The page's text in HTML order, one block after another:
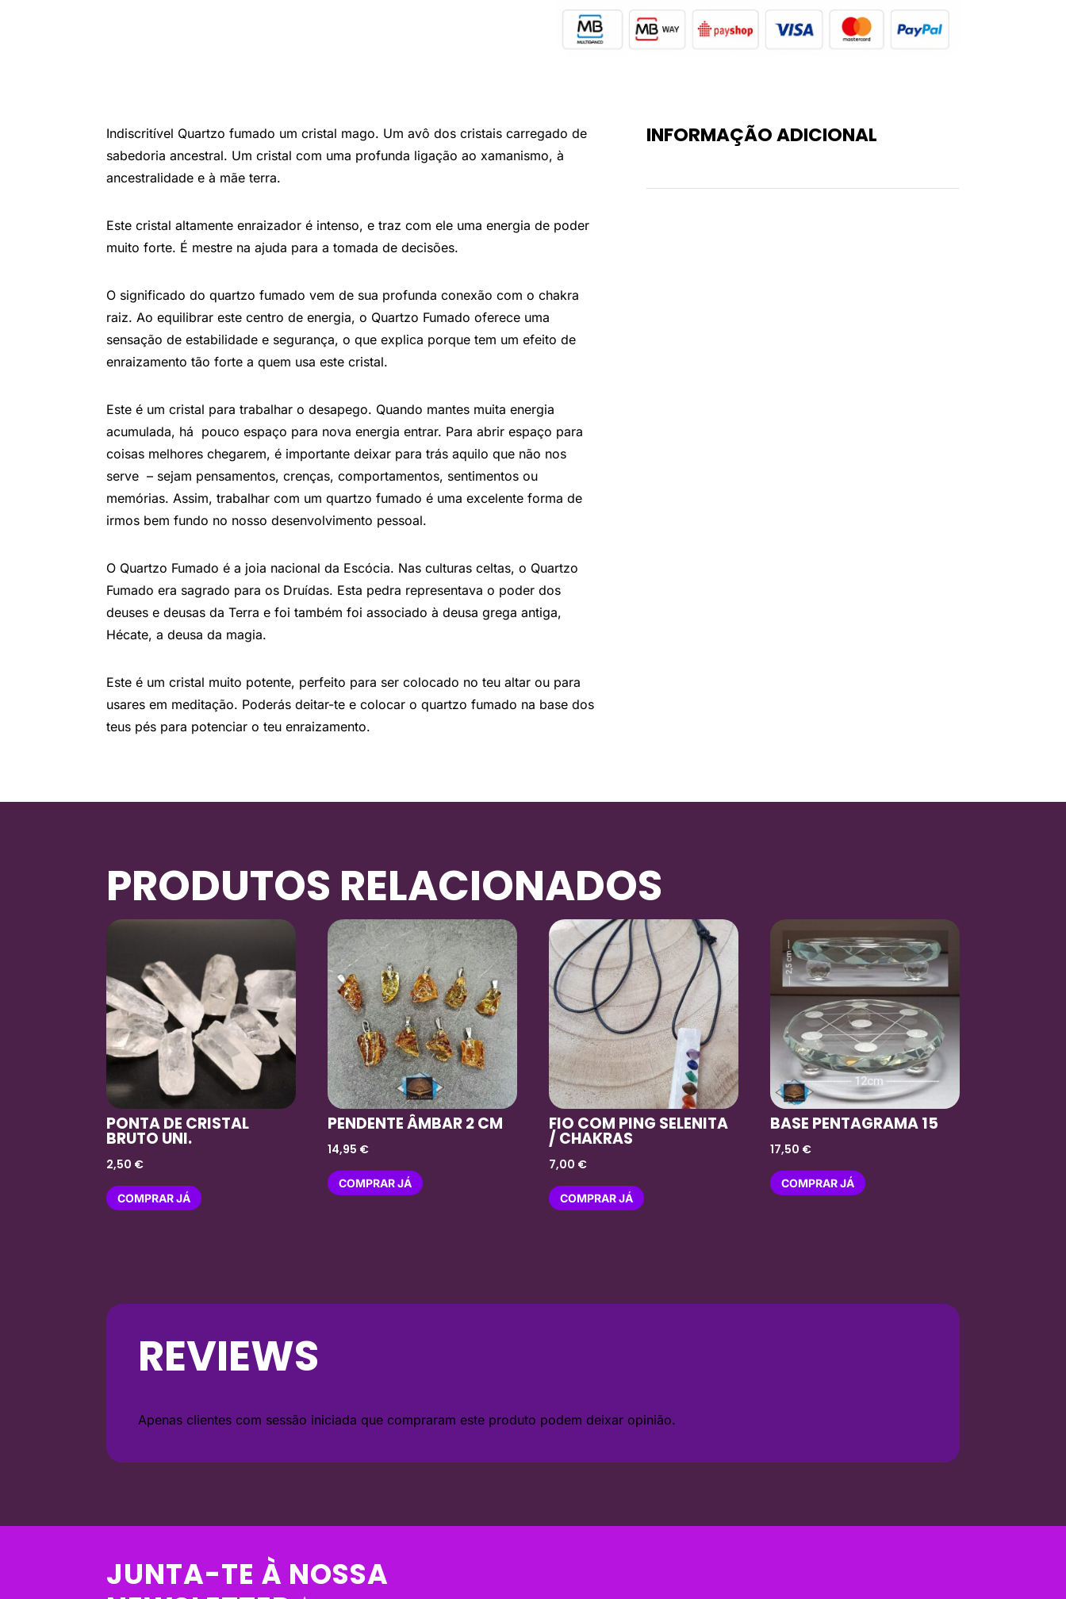
Indiscritível Quartzo fumado um cristal mago. Um avô dos cristais carregado de
sabedoria ancestral. Um cristal com uma profunda ligação ao xamanismo, à
ancestralidade e à mãe terra.
Este cristal altamente enraizador é intenso, e traz com ele uma energia de poder
muito forte. É mestre na ajuda para a tomada de decisões.
O significado do quartzo fumado vem de sua profunda conexão com o chakra
raiz. Ao equilibrar este centro de energia, o Quartzo Fumado oferece uma
sensação de estabilidade e segurança, o que explica porque tem um efeito de
enraizamento tão forte a quem usa este cristal.
Este é um cristal para trabalhar o desapego. Quando mantes muita energia
acumulada, há pouco espaço para nova energia entrar. Para abrir espaço para
coisas melhores chegarem, é importante deixar para trás aquilo que não nos
serve – sejam pensamentos, crenças, comportamentos, sentimentos ou
memórias. Assim, trabalhar com um quartzo fumado é uma excelente forma de
irmos bem fundo no nosso desenvolvimento pessoal.
O Quartzo Fumado é a joia nacional da Escócia. Nas culturas celtas, o Quartzo
Fumado era sagrado para os Druídas. Esta pedra representava o poder dos
deuses e deusas da Terra e foi também foi associado à deusa grega antiga,
Hécate, a deusa da magia.
Este é um cristal muito potente, perfeito para ser colocado no teu altar ou para
usares em meditação. Poderás deitar-te e colocar o quartzo fumado na base dos
teus pés para potenciar o teu enraizamento.
INFORMAÇÃO ADICIONAL
PRODUTOS RELACIONADOS
PONTA DE CRISTAL
BRUTO UNI.
2,50 €
COMPRAR JÁ
PENDENTE ÂMBAR 2 CM
14,95 €
COMPRAR JÁ
FIO COM PING SELENITA
/ CHAKRAS
7,00 €
COMPRAR JÁ
BASE PENTAGRAMA 15
17,50 €
COMPRAR JÁ
REVIEWS
Apenas clientes com sessão iniciada que compraram este produto podem deixar opinião.
JUNTA-TE À NOSSA